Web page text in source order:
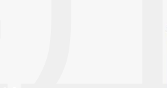
в месяц, а также регулярно